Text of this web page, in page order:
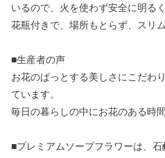
いるので、火を使わず安全に明る
花瓶付きで、場所もとらず、スリ
■生産者の声
お花のぱっとする美しさにこだわ
ています。
毎日の暮らしの中にお花のある時
■プレミアムソープフラワーは、